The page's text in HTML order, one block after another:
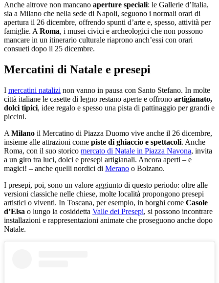
Anche altrove non mancano aperture speciali: le Gallerie d’Italia,
sia a Milano che nella sede di Napoli, seguono i normali orari di
apertura il 26 dicembre, offrendo spunti d’arte e, spesso, attività per
famiglie. ARoma, i musei civici e archeologici che non possono
mancare in un itinerario culturale riaprono anch’essi con orari
consueti dopo il 25 dicembre.
Mercatini di Natale e presepi
I mercatini natalizi non vanno in pausa con Santo Stefano. In molte
città italiane le casette di legno restano aperte e offrono artigianato,
dolci tipici, idee regalo e spesso una pista di pattinaggio per grandi e
piccini.
A Milano il Mercatino di Piazza Duomo vive anche il 26 dicembre,
insieme alle attrazioni come piste di ghiaccio e spettacoli. Anche
Roma, con il suo storico mercato di Natale in Piazza Navona, invita
a un giro tra luci, dolci e presepi artigianali. Ancora aperti – e
magici! – anche quelli nordici di Merano o Bolzano.
I presepi, poi, sono un valore aggiunto di questo periodo: oltre alle
versioni classiche nelle chiese, molte località propongono presepi
artistici o viventi. In Toscana, per esempio, in borghi come Casole
d’Elsa o lungo la cosiddetta Valle dei Presepi, si possono incontrare
installazioni e rappresentazioni animate che proseguono anche dopo
Natale.